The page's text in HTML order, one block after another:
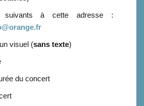
suivants à cette adresse :
visuel (sans texte)
du concert